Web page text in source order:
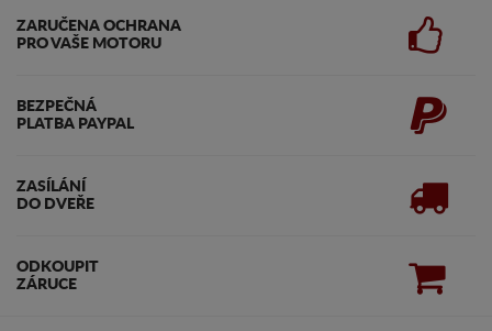
ZARUČENA OCHRANA
PRO VAŠE MOTORU
BEZPEČNÁ
PLATBA PAYPAL
ZASÍLÁNÍ
DO DVEŘE
ODKOUPIT
ZÁRUCE